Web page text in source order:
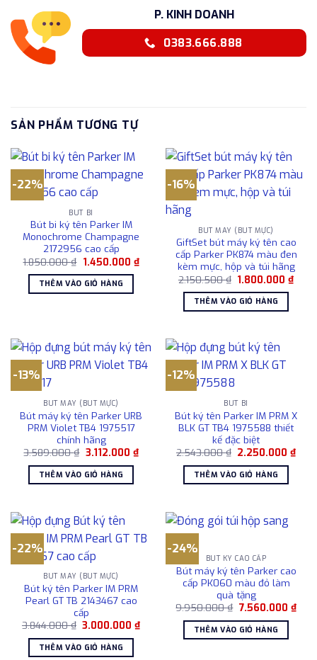
P. KINH DOANH
0383.666.888
SẢN PHẨM TƯƠNG TỰ
-22%
BÚT BI
Bút bi ký tên Parker IM
Monochrome Champagne
2172956 cao cấp
1.850.000₫ Giá
là:
1.850.000 ₫.
1.450.000 ₫Giá
hiện
THÊM VÀO GIỎ HÀNG
-16%
BÚT MÁY (BÚT MỰC)
GiftSet bút máy ký tên cao
cấp Parker PK874 màu đen
kèm mực, hộp và túi hãng
2.150.500₫ Giá
là:
2.150.500 ₫.
1.800.000₫Giá
hiện
THÊM VÀO GIỎ HÀNG
-13%
BÚT MÁY (BÚT MỰC)
Bút máy ký tên Parker URB
PRM Violet TB4 1975517
chính hãng
3.589.000₫ Giá
là:
3.589.000 ₫.
3.112.000 ₫Giá
hiện
3.112.000 ₫.
THÊM VÀO GIỎ HÀNG
-12%
BÚT BI
Bút ký tên Parker IM PRM X
BLK GT TB4 1975588 thiết
kế đặc biệt
2.543.000₫ Giá
là:
2.543.000 ₫.
2.250.000₫Giá
hiện
THÊM VÀO GIỎ HÀNG
-22%
BÚT MÁY (BÚT MỰC)
Bút ký tên Parker IM PRM
Pearl GT TB 2143467 cao
cấp
3.844.000₫ Giá
là:
3.844.000 ₫.
3.000.000₫Giá
hiện
THÊM VÀO GIỎ HÀNG
-24%
BÚT KÝ CAO CẤP
Bút máy ký tên Parker cao
cấp PK060 màu đỏ làm
quà tặng
9.950.000₫ Giá
là:
9.950.000 ₫.
7.560.000 ₫Giá
hiện
THÊM VÀO GIỎ HÀNG